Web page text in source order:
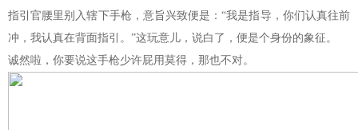
指引官腰里别入辖下手枪，意旨兴致便是：“我是指导，你们认真往前
冲，我认真在背面指引。”这玩意儿，说白了，便是个身份的象征。
诚然啦，你要说这手枪少许屁用莫得，那也不对。